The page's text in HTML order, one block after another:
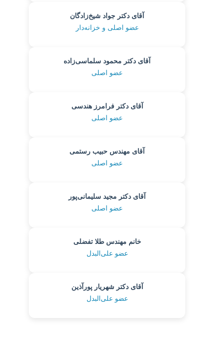
آقای دکتر جواد شیخ‌زادگان
عضو اصلی و خزانه‌دار
آقای دکتر محمود سلماسی‌زاده
عضو اصلی
آقای دکتر فرامرز هندسی
عضو اصلی
آقای مهندس حبیب رستمی
عضو اصلی
آقای دکتر مجید سلیمانی‌پور
عضو اصلی
خانم مهندس طلا تفضلی
عضو علی‌البدل
آقای دکتر شهریار پورآذین
عضو علی‌البدل